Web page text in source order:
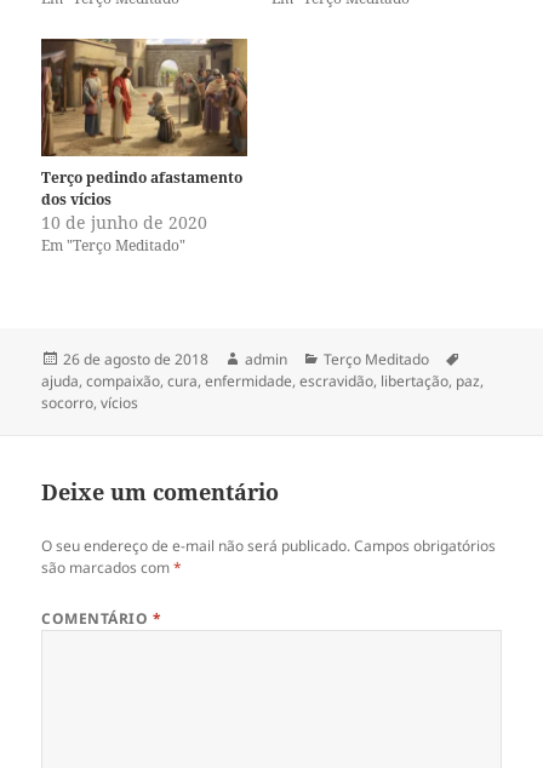
h
r
n
o
T
w
i
t
t
r
(
a
b
r
a
j
a
n
e
h
r
n
F
a
c
e
b
o
(
a
b
v
a
j
Terço pedindo afastamento
dos vícios
10 de junho de 2020
Em "Terço Meditado"
Publicado
em
26 de agosto de 2018 Autor
admin Categorias
Terço Meditado
ajuda,compaixão,cura,enfermidade,escravidão, libertação, paz,
socorro,vícios
Deixe um comentário
O seu endereço de e-mail não será publicado. Campos obrigatórios
são marcados com*
COMENTÁRIO *